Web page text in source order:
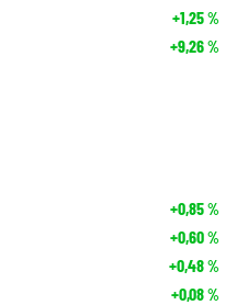
+1,25%
+9,26%
+0,85%
+0,60%
+0,48%
+0,08%